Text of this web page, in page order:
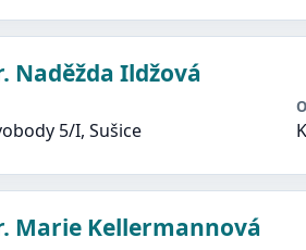
Naděžda Ildžová
5/I, Sušice
Marie Kellermannová